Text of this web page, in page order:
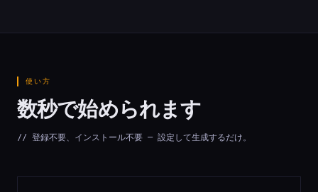
使い方
数秒で始められます
// 登録不要、インストール不要 — 設定して生成するだけ。